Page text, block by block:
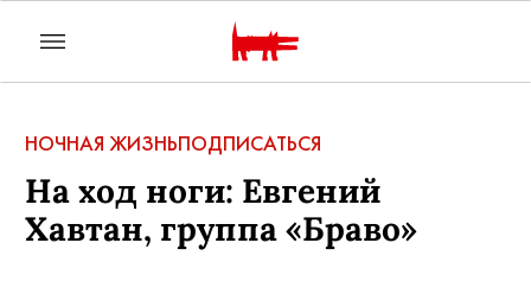
НОЧНАЯ ЖИЗНЬПОДПИСАТЬСЯ
На ход ноги: Евгений
Хавтан, группа «Браво»